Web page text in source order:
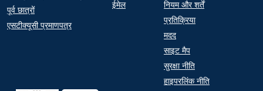
पूर्व छात्रों
एसटीक्यूसी प्रमाणपत्र
ईमेल
नियम और शर्तें
प्रतिक्रिया
मदद
साइट मैप
सुरक्षा नीति
हाइपरलिंक नीति